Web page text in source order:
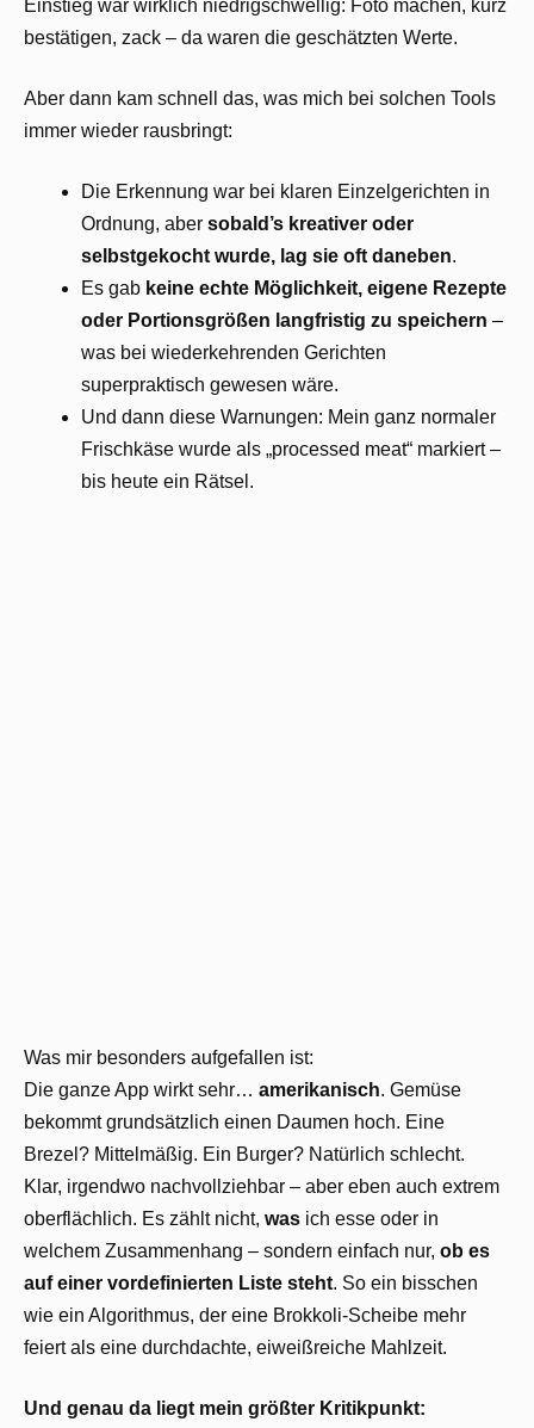
Einstieg war wirklich niedrigschwellig: Foto machen, kurz
bestätigen, zack – da waren die geschätzten Werte.
Aber dann kam schnell das, was mich bei solchen Tools
immer wieder rausbringt:
Die Erkennung war bei klaren Einzelgerichten in
Ordnung, aber sobald’s kreativer oder
selbstgekocht wurde, lag sie oft daneben.
Es gab keine echte Möglichkeit, eigene Rezepte
oder Portionsgrößen langfristig zu speichern –
was bei wiederkehrenden Gerichten
superpraktisch gewesen wäre.
Und dann diese Warnungen: Mein ganz normaler
Frischkäse wurde als „processed meat“ markiert –
bis heute ein Rätsel.
Was mir besonders aufgefallen ist:
Die ganze App wirkt sehr… amerikanisch. Gemüse
bekommt grundsätzlich einen Daumen hoch. Eine
Brezel? Mittelmäßig. Ein Burger? Natürlich schlecht.
Klar, irgendwo nachvollziehbar – aber eben auch extrem
oberflächlich. Es zählt nicht, was ich esse oder in
welchem Zusammenhang – sondern einfach nur, ob es
auf einer vordefinierten Liste steht. So ein bisschen
wie ein Algorithmus, der eine Brokkoli-Scheibe mehr
feiert als eine durchdachte, eiweißreiche Mahlzeit.
Und genau da liegt mein größter Kritikpunkt: